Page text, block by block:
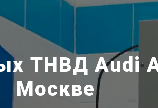
ТНВД Audi
Москве